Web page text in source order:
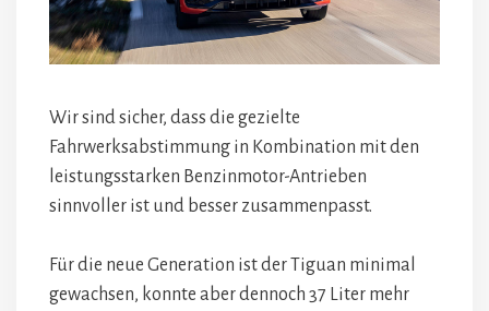
Wir sind sicher, dass die gezielte
Fahrwerksabstimmung in Kombination mit den
leistungsstarken Benzinmotor-Antrieben
sinnvoller ist und besser zusammenpasst.
Für die neue Generation ist der Tiguan minimal
gewachsen, konnte aber dennoch 37 Liter mehr